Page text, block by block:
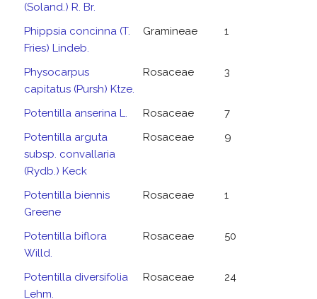
(Soland.) R. Br.
Phippsia concinna (T.
Fries) Lindeb.
Gramineae 1
Physocarpus
capitatus (Pursh) Ktze.
Rosaceae 3
Potentilla anserina L. Rosaceae
7
Potentilla arguta
subsp. convallaria
(Rydb.) Keck
Rosaceae 9
Potentilla biennis
Greene
Rosaceae 1
Potentilla biflora
Willd.
Rosaceae 50
Potentilla diversifolia
Lehm.
Rosaceae 24